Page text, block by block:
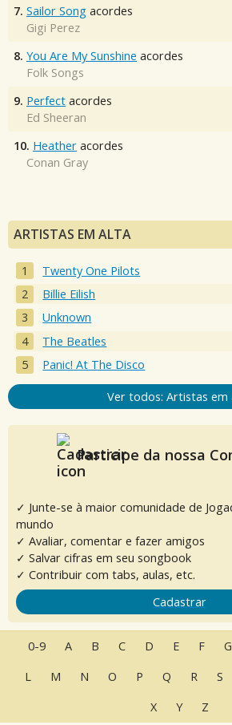
7. Sailor Song acordes
Gigi Perez
8. You Are My Sunshine acordes
Folk Songs
9. Perfect acordes
Ed Sheeran
10. Heather acordes
Conan Gray
ARTISTAS EM ALTA
Twenty One Pilots
Billie Eilish
Unknown
The Beatles
Panic! At The Disco
Ver todos: Artistas em
Participe da nossa
✓ Junte-se à maior comunidade de
mundo
✓ Avaliar, comentar e fazer amigos
✓ Salvar cifras em seu songbook
✓ Contribuir com tabs, aulas, etc.
Cadastrar
0-9 A B C D E F G
L
M N O P Q R S
X
Y Z